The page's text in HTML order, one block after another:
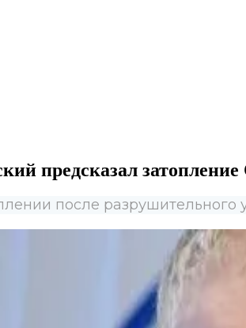
предсказал
после разрушительного